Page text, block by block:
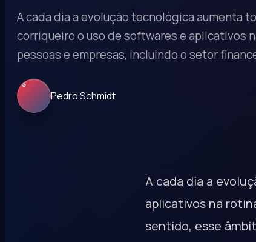
A cada dia a evolução tecnológica aumenta
corriqueiro o uso de softwares e aplicativos
pessoas e empresas, incluindo o setor
PS
Pedro Schmidt
A cada dia a
aplicativos na
sentido, esse